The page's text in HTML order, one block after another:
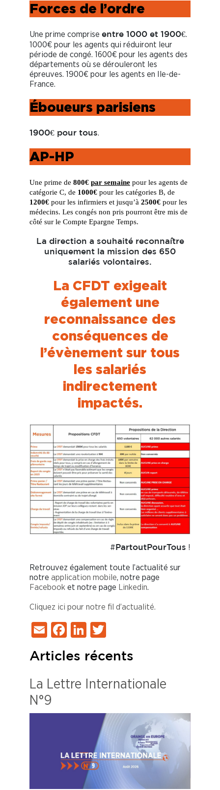
Forces de l’ordre
Une prime comprise entre 1000 et 1900€.
1000€ pour les agents qui réduiront leur
période de congé. 1600€ pour les agents des
départements où se dérouleront les
épreuves. 1900€ pour les agents en Ile-de-
France.
Éboueurs parisiens
1900€ pour tous.
AP-HP
Une prime de 800€ par semaine pour les agents de
catégorie C, de 1000€ pour les catégories B, de
1200€ pour les infirmiers et jusqu’à 2500€ pour les
médecins. Les congés non pris pourront être mis de
côté sur le Compte Epargne Temps.
La direction a souhaité reconnaître
uniquement la mission des 650
salariés volontaires.
La CFDT exigeait
également une
reconnaissance des
conséquences de
l’évènement sur tous
les salariés
indirectement
impactés.
# PartoutPourTous !
Retrouvez également toute l’actualité sur
notre application mobile, notre page
Facebook et notre page Linkedin.
Cliquez ici pour notre fil d’actualité.
EmailFacebook
LinkedIn
Articles récents
La Lettre Internationale
N°9